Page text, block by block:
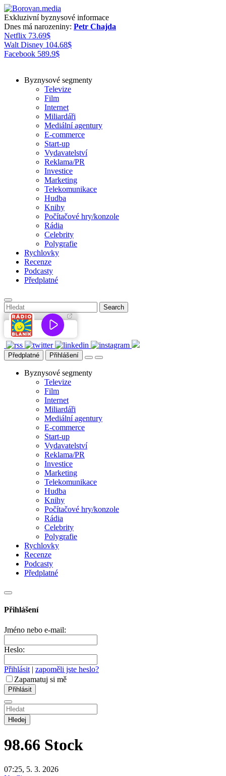
Exkluzivní byznysové informace
Dnes má narozeniny: Petr Chajda
Netflix 73.69$
Walt Disney 104.68$
Facebook 589.9$
Byznysové segmenty
Televize
Film
Internet
Miliardáři
Mediální agentury
E-commerce
Start-up
Vydavatelství
Reklama/PR
Investice
Marketing
Telekomunikace
Hudba
Knihy
Počítačové hry/konzole
Rádia
Celebrity
Polygrafie
Rychlovky
Recenze
Podcasty
Předplatné
Předplatné Přihlášení
Byznysové segmenty
Televize
Film
Internet
Miliardáři
Mediální agentury
E-commerce
Start-up
Vydavatelství
Reklama/PR
Investice
Marketing
Telekomunikace
Hudba
Knihy
Počítačové hry/konzole
Rádia
Celebrity
Polygrafie
Rychlovky
Recenze
Podcasty
Předplatné
Přihlášení
Jméno nebo e-mail:
Heslo:
Přihlásit | zapoměli jste heslo?
Zapamatuj si mě
Hledej
98.66 Stock
07:25, 5. 3. 2026